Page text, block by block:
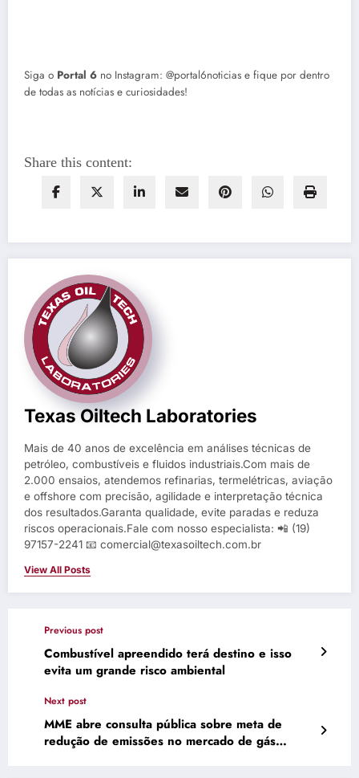
Siga o Portal 6 no Instagram: @portal6noticias e fique por dentro
de todas as notícias e curiosidades!
Share this content:
Texas Oiltech Laboratories
Mais de 40 anos de excelência em análises técnicas de
petróleo, combustíveis e fluidos industriais.Com mais de
2.000 ensaios, atendemos refinarias, termelétricas, aviação
e offshore com precisão, agilidade e interpretação técnica
dos resultados.Garanta qualidade, evite paradas e reduza
riscos operacionais.Fale com nosso especialista: 📲 (19)
97157-2241 📧 comercial@texasoiltech.com.br
View All Posts
Previous post
Combustível apreendido terá destino e isso
evita um grande risco ambiental
Next post
MME abre consulta pública sobre meta de
redução de emissões no mercado de gás